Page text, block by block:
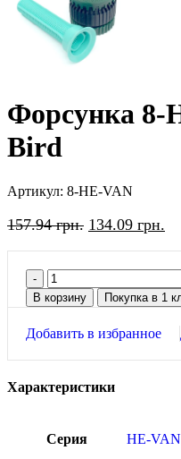
Форсунка 8-
Bird
Артикул: 8-HE-VAN
157.94грн. 134.09 грн.
В корзину Покупка в 1
Добавить в избранное
Характеристики
Серия HE-VAN